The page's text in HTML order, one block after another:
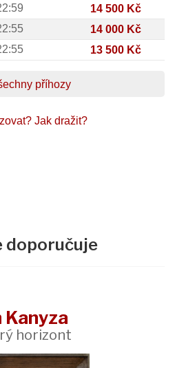
14 500 Kč
14 000 Kč
13 500 Kč
příhozy
Jak dražit?
doporučuje
Kanyza
horizont